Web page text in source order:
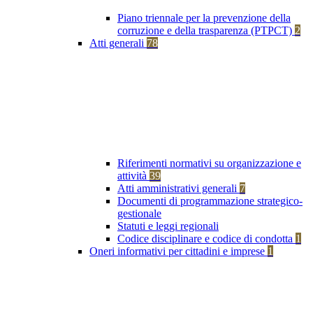
Piano triennale per la prevenzione della
corruzione e della trasparenza (PTPCT) 2
Atti generali 78
Riferimenti normativi su organizzazione e
attività 39
Atti amministrativi generali 7
Documenti di programmazione strategico-
gestionale
Statuti e leggi regionali
Codice disciplinare e codice di condotta 1
Oneri informativi per cittadini e imprese 1